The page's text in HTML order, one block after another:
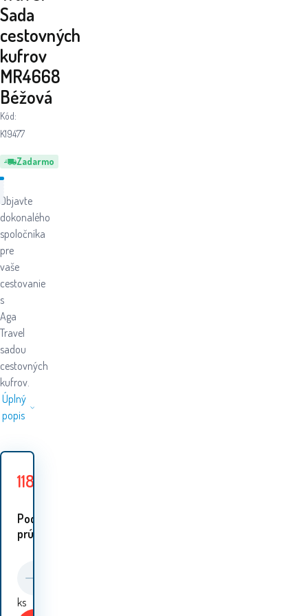
Zadarmo
Sada
cestovných
kufrov
MR4668
Béžová
Kód:
K19477
Objavte
dokonalého
spoločníka
pre
vaše
cestovanie
s
Aga
Travel
sadou
cestovných
kufrov.
Úplný
popis
118.50
Podobné
prúdy:
ks